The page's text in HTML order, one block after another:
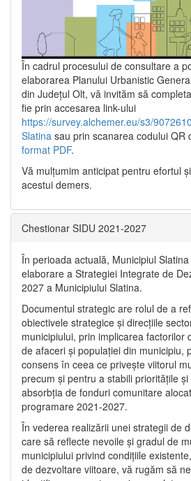
În cadrul procesului de consultare a
elaborarea Planului Urbanistic
din Județul Olt, vă invităm să
fie prin accesarea link-ului
https://survey.alchemer.eu/s3/
Slatina sau prin scanarea codului QR
format PDF.
Vă mulţumim anticipat pentru efortul
acestui demers.
Chestionar SIDU 2021-2027
În perioada actuală, Municipiul
elaborare a Strategiei Integrate de
2027 a Municipiului Slatina.
Documentul strategic are rolul de a
obiectivele strategice și direcțiile
municipiului, prin implicarea factorilor
de afaceri și populației din municipiu,
consens în ceea ce privește viitorul
precum și pentru a stabili prioritățile
absorbția de fonduri comunitare
programare 2021-2027.
În vederea realizării unei strategii de
care să reflecte nevoile și gradul de
municipiului privind condițiile
de dezvoltare viitoare, vă rugăm să